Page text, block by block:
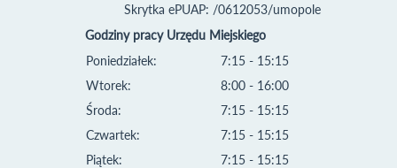
Skrytka ePUAP: /0612053/umopole
Godziny pracy Urzędu Miejskiego
Poniedziałek:
Wtorek:
Środa:
Czwartek:
Piątek:
7:15 - 15:15
8:00 - 16:00
7:15 - 15:15
7:15 - 15:15
7:15 - 15:15